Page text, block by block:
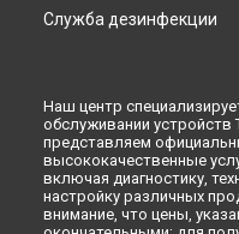
Служба дезинфекции
Наш центр
обслуживании устройств
представляем
высококачественные
включая диагностику,
настройку различных
внимание, что цены,